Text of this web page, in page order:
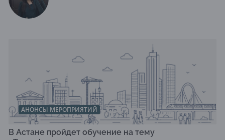
АНОНСЫ МЕРОПРИЯТИЙ
В Астане пройдет обучение на тему